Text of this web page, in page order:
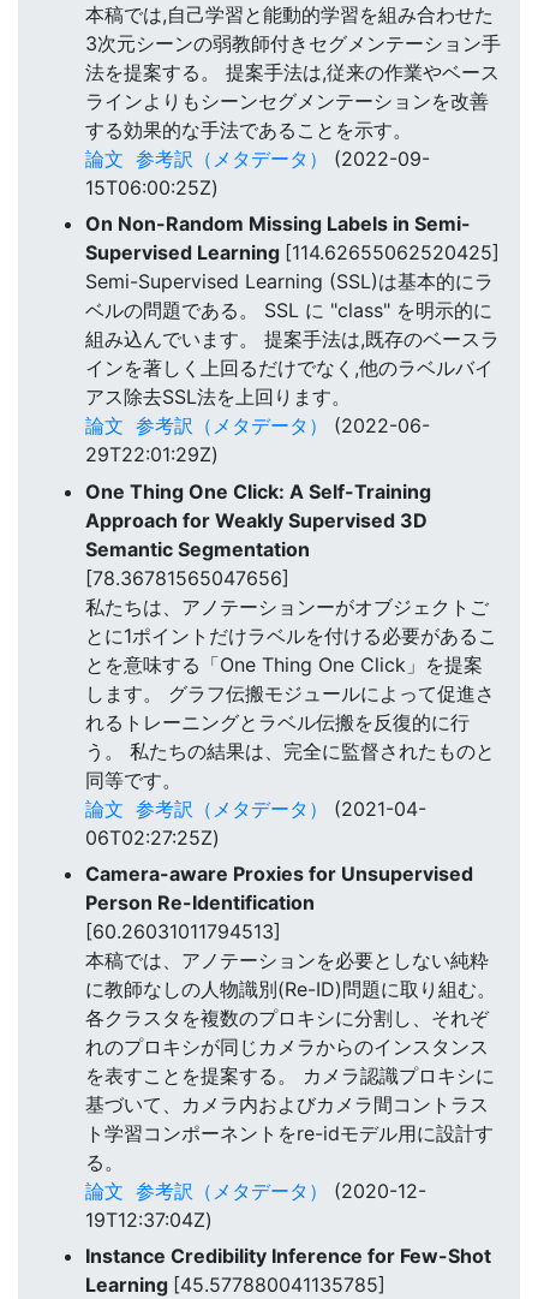
本稿では,自己学習と能動的学習を組み合わせた
3次元シーンの弱教師付きセグメンテーション手
法を提案する。 提案手法は,従来の作業やベース
ラインよりもシーンセグメンテーションを改善
する効果的な手法であることを示す。
論文 参考訳（メタデータ）
(2022-09-
15T06:00:25Z)
On Non-Random Missing Labels in Semi-
Supervised Learning [114.62655062520425]
Semi-Supervised Learning (SSL)は基本的にラ
ベルの問題である。 SSL に "class" を明示的に
組み込んでいます。 提案手法は,既存のベースラ
インを著しく上回るだけでなく,他のラベルバイ
アス除去SSL法を上回ります。
論文 参考訳（メタデータ）
(2022-06-
29T22:01:29Z)
One Thing One Click: A Self-Training
Approach for Weakly Supervised 3D
Semantic Segmentation
[78.36781565047656]
私たちは、アノテーションーがオブジェクトご
とに1ポイントだけラベルを付ける必要があるこ
とを意味する「One Thing One Click」を提案
します。 グラフ伝搬モジュールによって促進さ
れるトレーニングとラベル伝搬を反復的に行
う。 私たちの結果は、完全に監督されたものと
同等です。
論文 参考訳（メタデータ）
(2021-04-
06T02:27:25Z)
Camera-aware Proxies for Unsupervised
Person Re-Identification
[60.26031011794513]
本稿では、アノテーションを必要としない純粋
に教師なしの人物識別(Re-ID)問題に取り組む。
各クラスタを複数のプロキシに分割し、それぞ
れのプロキシが同じカメラからのインスタンス
を表すことを提案する。 カメラ認識プロキシに
基づいて、カメラ内およびカメラ間コントラス
ト学習コンポーネントをre-idモデル用に設計す
る。
論文 参考訳（メタデータ）
(2020-12-
19T12:37:04Z)
Instance Credibility Inference for Few-Shot
Learning [45.577880041135785]